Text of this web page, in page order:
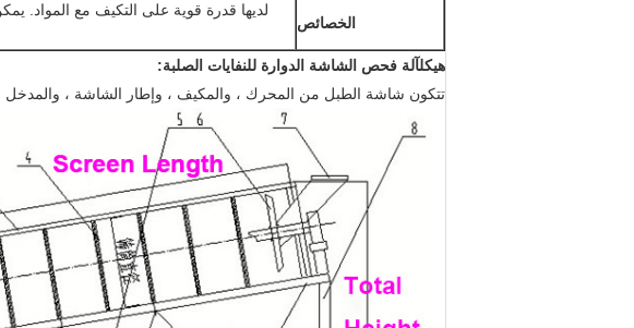
الخصائص
لديها قدرة قوية على التكيف مع المواد.
هيكلآلة فحص الشاشة الدوارة للنفايات الصلبة:
تتكون شاشة الطبل من المحرك ، والمكيف ، وإطار الشاشة ، والمدخل